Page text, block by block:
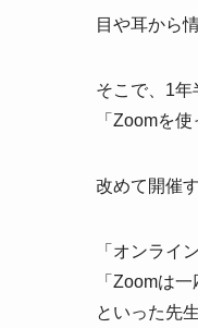
目や耳から
そこで、1年
「Zoomを
改めて開催
「オンライ
「Zoomは
といった先